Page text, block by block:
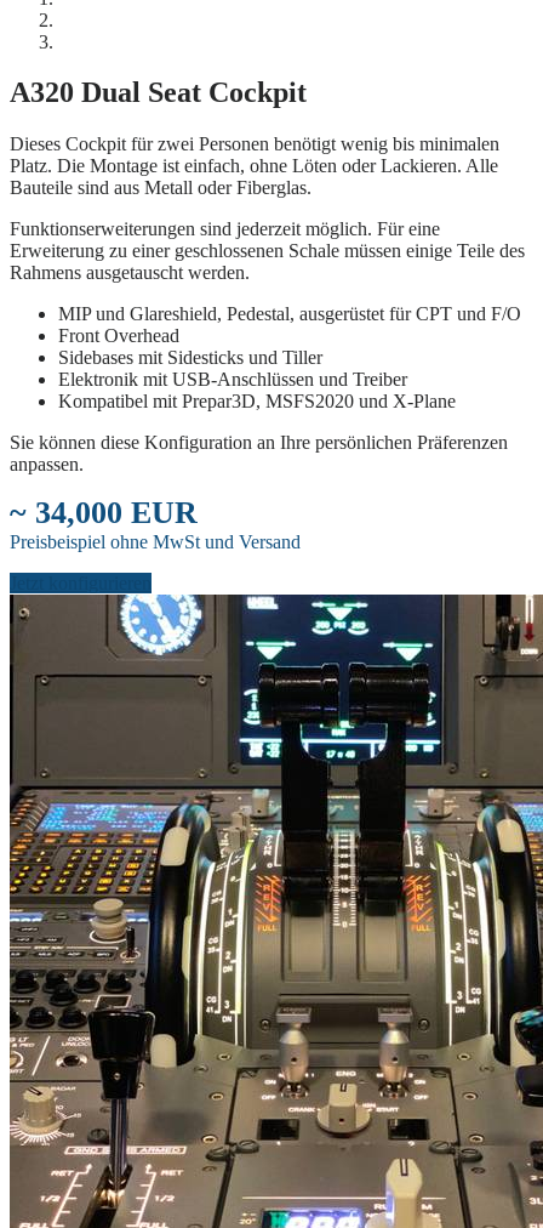
A320 Dual Seat Cockpit
Dieses Cockpit für zwei Personen benötigt wenig bis minimalen
Platz. Die Montage ist einfach, ohne Löten oder Lackieren. Alle
Bauteile sind aus Metall oder Fiberglas.
Funktionserweiterungen sind jederzeit möglich. Für eine
Erweiterung zu einer geschlossenen Schale müssen einige Teile des
Rahmens ausgetauscht werden.
MIP und Glareshield, Pedestal, ausgerüstet für CPT und F/O
Front Overhead
Sidebases mit Sidesticks und Tiller
Elektronik mit USB-Anschlüssen und Treiber
Kompatibel mit Prepar3D, MSFS2020 und X-Plane
Sie können diese Konfiguration an Ihre persönlichen Präferenzen
anpassen.
~ 34,000 EUR
Preisbeispiel ohne MwSt und Versand